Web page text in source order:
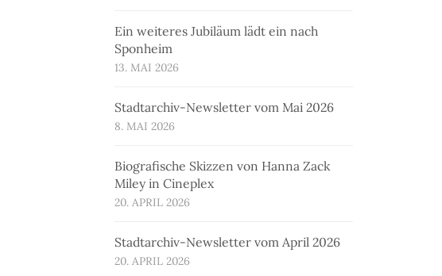
Ein weiteres Jubiläum lädt ein nach
Sponheim
13. MAI 2026
Stadtarchiv-Newsletter vom Mai 2026
8. MAI 2026
Biografische Skizzen von Hanna Zack
Miley in Cineplex
20. APRIL 2026
Stadtarchiv-Newsletter vom April 2026
20. APRIL 2026